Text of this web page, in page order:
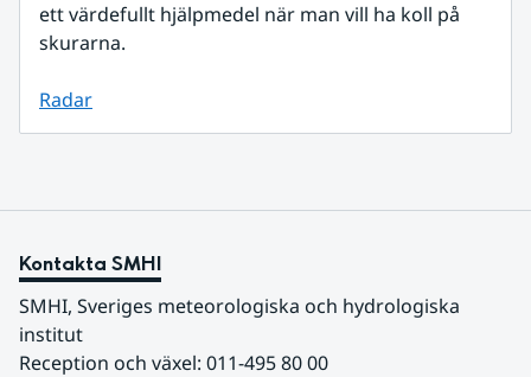
ett värdefullt hjälpmedel när man vill ha koll på
skurarna.
Radar
Kontakta SMHI
SMHI, Sveriges meteorologiska och hydrologiska
institut
Reception och växel: 011-495 80 00